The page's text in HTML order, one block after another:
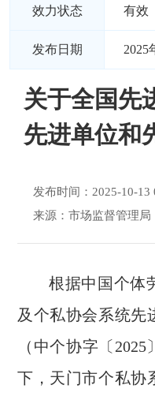
效力状态 有效
发布日期 2025
关于全国先
先进单位和
发布时间：2025-10-13
来源：市场监督管理局
根据中国个体
及个私协会系统先
（中个协字〔 2025
下，天门市个私协